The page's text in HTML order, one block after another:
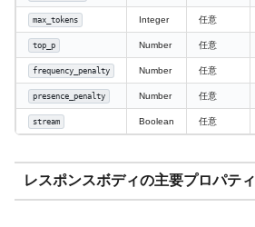
max_tokens Integer 任意
top_p Number 任意
frequency_penalty Number 任意
presence_penalty Number 任意
stream Boolean 任意
レスポンスボディの主要プロパティ